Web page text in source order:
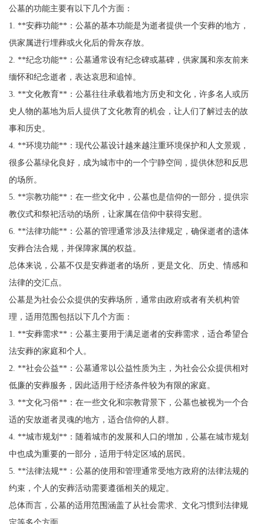
公墓的功能主要有以下几个方面：
1. **安葬功能**：公墓的基本功能是为逝者提供一个安葬的地方，
供家属进行埋葬或火化后的骨灰存放。
2. **纪念功能**：公墓通常设有纪念碑或墓碑，供家属和亲友前来
缅怀和纪念逝者，表达哀思和追悼。
3. **文化教育**：公墓往往承载着地方历史和文化，许多名人或历
史人物的墓地为后人提供了文化教育的机会，让人们了解过去的故
事和历史。
4. **环境功能**：现代公墓设计越来越注重环境保护和人文景观，
很多公墓绿化良好，成为城市中的一个宁静空间，提供休憩和反思
的场所。
5. **宗教功能**：在一些文化中，公墓也是信仰的一部分，提供宗
教仪式和祭祀活动的场所，让家属在信仰中获得安慰。
6. **法律功能**：公墓的管理通常涉及法律规定，确保逝者的遗体
安葬合法合规，并保障家属的权益。
总体来说，公墓不仅是安葬逝者的场所，更是文化、历史、情感和
法律的交汇点。
公墓是为社会公众提供的安葬场所，通常由政府或者有关机构管
理，适用范围包括以下几个方面：
1. **安葬需求**：公墓主要用于满足逝者的安葬需求，适合希望合
法安葬的家庭和个人。
2. **社会公益**：公墓通常以公益性质为主，为社会公众提供相对
低廉的安葬服务，因此适用于经济条件较为有限的家庭。
3. **文化习俗**：在一些文化和宗教背景下，公墓也被视为一个合
适的安放逝者灵魂的地方，适合信仰的人群。
4. **城市规划**：随着城市的发展和人口的增加，公墓在城市规划
中也成为重要的一部分，适用于特定区域的居民。
5. **法律法规**：公墓的使用和管理通常受地方政府的法律法规的
约束，个人的安葬活动需要遵循相关的规定。
总体而言，公墓的适用范围涵盖了从社会需求、文化习惯到法律规
定等多个方面。